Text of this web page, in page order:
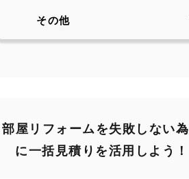
その他
部屋リフォームを失敗しない為
に一括見積りを活用しよう！